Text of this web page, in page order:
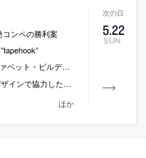
5.22
SUN
コンペの勝利案
ルディング”の画像
クのコンサートホールの写真
ほか